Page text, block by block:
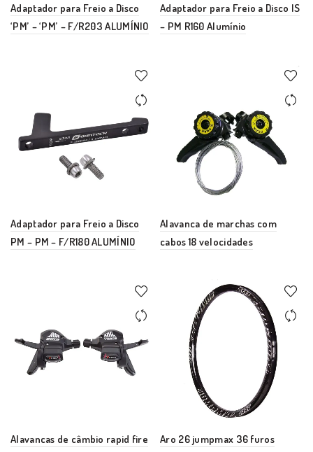
Adaptador para Freio a Disco
‘PM’ – ‘PM’ – F/R203 ALUMÍNIO
Adaptador para Freio a Disco IS
– PM R160 Alumínio
Adaptador para Freio a Disco
PM – PM – F/R180 ALUMÍNIO
Alavanca de marchas com
cabos 18 velocidades
Alavancas de câmbio rapid fire
Aro 26 jumpmax 36 furos